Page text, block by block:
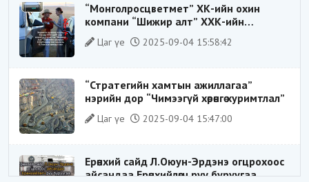
“Монголросцветмет” ХК-ийн охин
компани “Шижир алт” ХХК-ийн
Гүйцэтгэх захирлаар ажиллаж байсан
О.Баттөмөрт холбогдох хэрэг хаашаа
Цаг үе 2025-09-04 15:58:42
“Стратегийн хамтын ажиллагаа”
нэрийн дор “Чимээгүй хөрөнгө хуримтлал”
Цаг үе 2025-09-04 15:47:00
Ерөнхий сайд Л.Оюун-Эрдэнэ огцрохоос
айсандаа Ерөнхийлөгч рүү буруугаа